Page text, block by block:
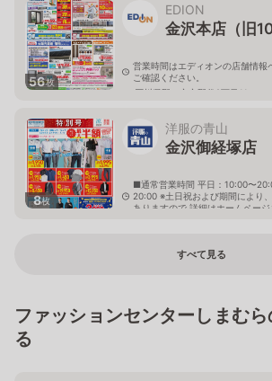
56枚
EDION
金沢本店（旧
営業時間はエディオンの店舗情報
ご確認ください。
石川県野々市市野代2丁目11
8枚
洋服の青山
金沢御経塚店
■通常営業時間 平日：10:00〜
20:00 ※土日祝および期間により
ありますので 詳細はホームペー
すべて見る
ファッションセンターしまむ
る